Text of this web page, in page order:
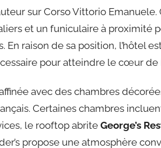
sur Corso Vittorio
et un funiculaire à proximité
raison de sa position, l’hôtel
pour atteindre le cœur de
avec des chambres
Certaines chambres
le rooftop abrite George’s
propose une atmosphère